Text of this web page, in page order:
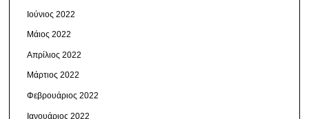
Ιούνιος 2022
Μάιος 2022
Απρίλιος 2022
Μάρτιος 2022
Φεβρουάριος 2022
Ιανουάριος 2022